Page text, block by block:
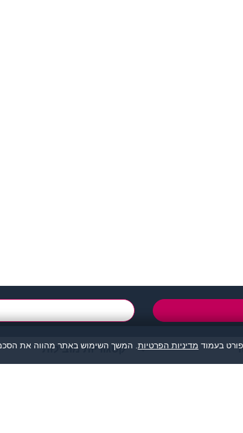
קטגוריות מובילות מדיניות הפרטיות . המשך השימוש באתר מהווה את